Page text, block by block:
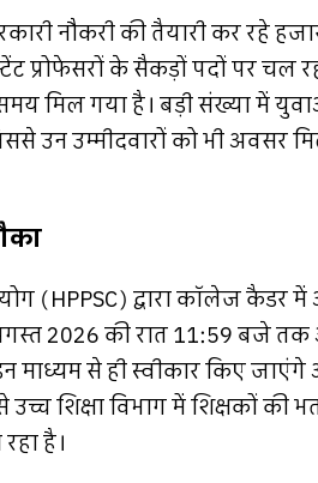
नौकरी की तैयारी कर रहे
प्रोफेसरों के सैकड़ों पदों पर चल
समय मिल गया है। बड़ी संख्या में
उन उम्मीदवारों को भी
(HPPSC) द्वारा कॉलेज कैडर में
अगस्त 2026 की रात 11:59 बजे
से ही स्वीकार किए
शिक्षा विभाग में शिक्षकों की
है।